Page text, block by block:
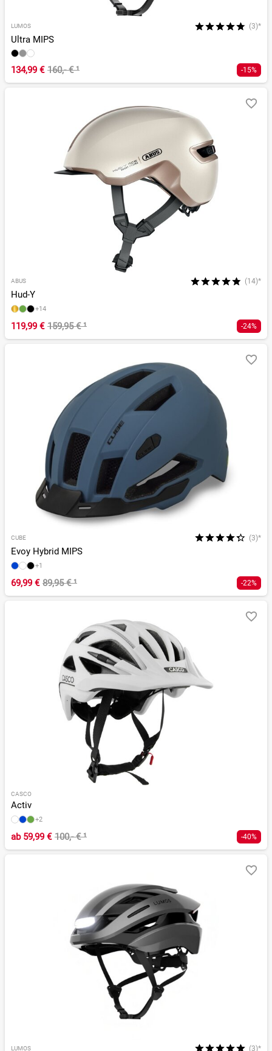
LUMOS (3)*
Ultra MIPS
134,99 € 160,- €¹ -15%
ABUS (14)*
Hud-Y
+14
119,99 € 159,95 €¹ -24%
CUBE (3)*
Evoy Hybrid MIPS
+1
69,99 € 89,95 €¹ -22%
CASCO
Activ
+2
ab59,99 € 100,- €¹ -40%
LUMOS (3)*